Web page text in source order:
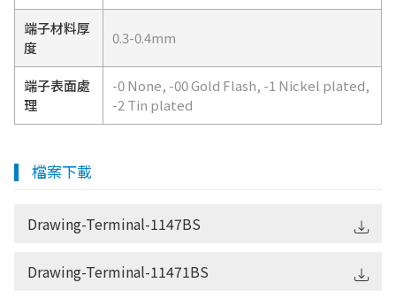
端子材料厚
度
0.3-0.4mm
端子表面處
理
-0 None, -00 Gold Flash, -1 Nickel plated,
-2 Tin plated
檔案下載
Drawing-Terminal-1147BS
Drawing-Terminal-11471BS